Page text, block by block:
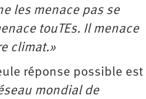
les menace pas se
touTEs. Il menace
climat.»
réponse possible est
mondial de